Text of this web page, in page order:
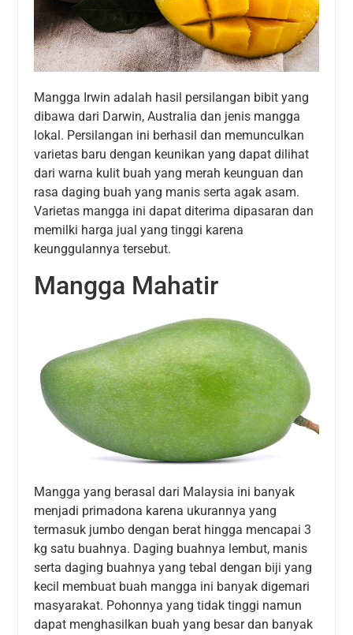
Mangga Irwin adalah hasil persilangan bibit yang
dibawa dari Darwin, Australia dan jenis mangga
lokal. Persilangan ini berhasil dan memunculkan
varietas baru dengan keunikan yang dapat dilihat
dari warna kulit buah yang merah keunguan dan
rasa daging buah yang manis serta agak asam.
Varietas mangga ini dapat diterima dipasaran dan
memilki harga jual yang tinggi karena
keunggulannya tersebut.
Mangga Mahatir
Mangga yang berasal dari Malaysia ini banyak
menjadi primadona karena ukurannya yang
termasuk jumbo dengan berat hingga mencapai 3
kg satu buahnya. Daging buahnya lembut, manis
serta daging buahnya yang tebal dengan biji yang
kecil membuat buah mangga ini banyak digemari
masyarakat. Pohonnya yang tidak tinggi namun
dapat menghasilkan buah yang besar dan banyak